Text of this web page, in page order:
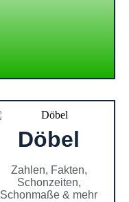
Döbel
Zahlen, Fakten,
Schonzeiten,
Schonmaße & mehr